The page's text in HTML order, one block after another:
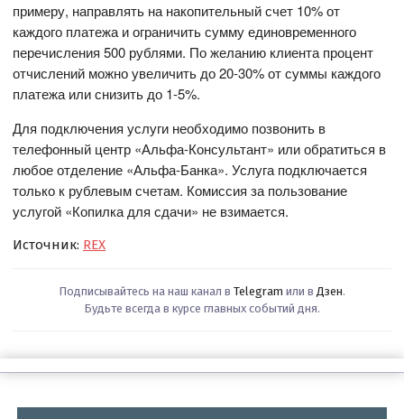
примеру, направлять на накопительный счет 10% от
каждого платежа и ограничить сумму единовременного
перечисления 500 рублями. По желанию клиента процент
отчислений можно увеличить до 20-30% от суммы каждого
платежа или снизить до 1-5%.
Для подключения услуги необходимо позвонить в
телефонный центр «Альфа-Консультант» или обратиться в
любое отделение «Альфа-Банка». Услуга подключается
только к рублевым счетам. Комиссия за пользование
услугой «Копилка для сдачи» не взимается.
Источник: REX
Подписывайтесь на наш канал в Telegram или в Дзен.
Будьте всегда в курсе главных событий дня.